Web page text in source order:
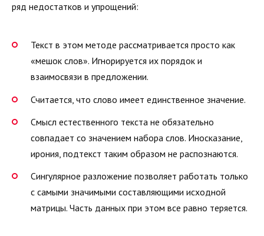
ряд недостатков и упрощений:
Текст в этом методе рассматривается просто как
«мешок слов». Игнорируется их порядок и
взаимосвязи в предложении.
Считается, что слово имеет единственное значение.
Смысл естественного текста не обязательно
совпадает со значением набора слов. Иносказание,
ирония, подтекст таким образом не распознаются.
Сингулярное разложение позволяет работать только
с самыми значимыми составляющими исходной
матрицы. Часть данных при этом все равно теряется.